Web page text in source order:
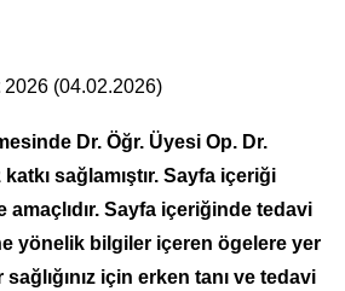
2026 (04.02.2026)
Dr. Öğr. Üyesi Op. Dr.
sağlamıştır. Sayfa içeriği
Sayfa içeriğinde tedavi
yönelik bilgiler içeren ögelere yer
için erken tanı ve tedavi